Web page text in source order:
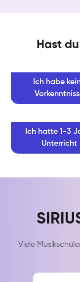
Hast
Ich habe
Ich hatte 1-3
Unterricht
Viele